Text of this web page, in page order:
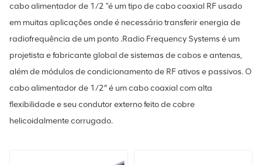
cabo alimentador de 1/2 "é um tipo de cabo coaxial RF usado
em muitas aplicações onde é necessário transferir energia de
radiofrequência de um ponto .Radio Frequency Systems é um
projetista e fabricante global de sistemas de cabos e antenas,
além de módulos de condicionamento de RF ativos e passivos. O
cabo alimentador de 1/2″ é um cabo coaxial com alta
flexibilidade e seu condutor externo feito de cobre
helicoidalmente corrugado.